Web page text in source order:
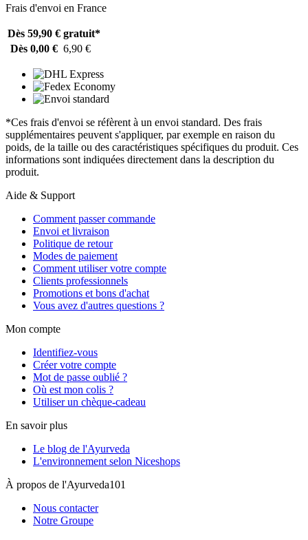
Frais d'envoi en France
Dès 59,90 € gratuit*
Dès 0,00 € 6,90 €
*Ces frais d'envoi se réfèrent à un envoi standard. Des frais
supplémentaires peuvent s'appliquer, par exemple en raison du
poids, de la taille ou des caractéristiques spécifiques du produit. Ces
informations sont indiquées directement dans la description du
produit.
Aide & Support
Comment passer commande
Envoi et livraison
Politique de retour
Modes de paiement
Comment utiliser votre compte
Clients professionnels
Promotions et bons d'achat
Vous avez d'autres questions ?
Mon compte
Identifiez-vous
Créer votre compte
Mot de passe oublié ?
Où est mon colis ?
Utiliser un chèque-cadeau
En savoir plus
Le blog de l'Ayurveda
L'environnement selon Niceshops
À propos de l'Ayurveda101
Nous contacter
Notre Groupe